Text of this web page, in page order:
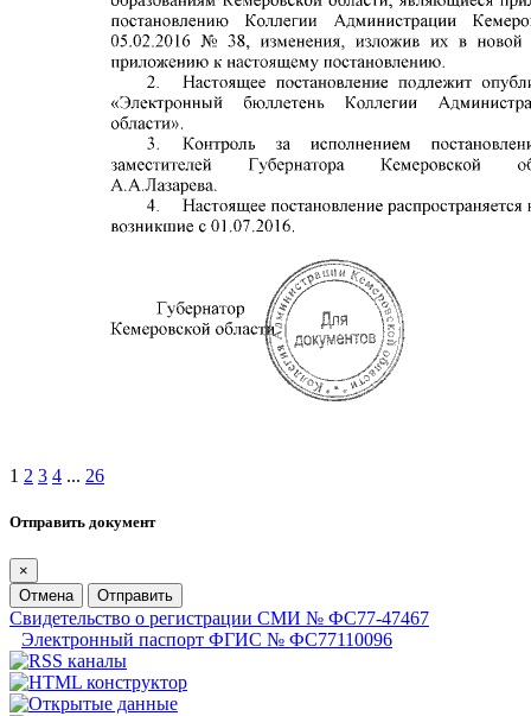
1 2 3 4 ... 26
Отправить документ
×
Отмена
Отправить
Свидетельство о регистрации СМИ № ФС77-47467
Электронный паспорт ФГИС № ФС77110096